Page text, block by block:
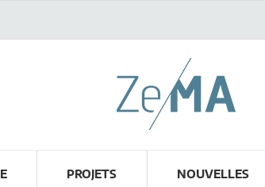
PROJETS NOUVELLES